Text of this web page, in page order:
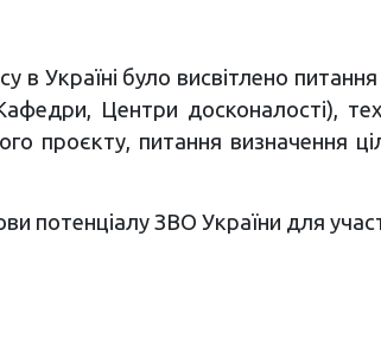
було висвітлено питання
Центри досконалості),
проєкту, питання визначення
ЗВО України для